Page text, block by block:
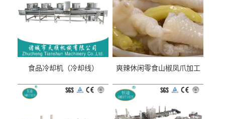
食品冷却机（冷却线）
爽辣休闲零食山椒凤爪加工
流水线）